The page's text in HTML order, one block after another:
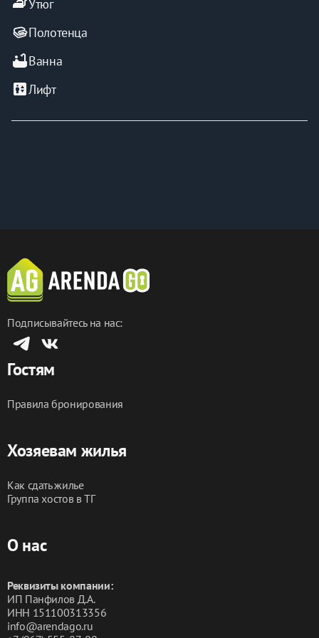
ironУтюг
Полотенца
bathtubВанна
elevatorЛифт
Подписывайтесь на нас:
Гостям
Правила бронирования
Хозяевам жилья
Как сдать жилье
Группа хостов в ТГ
О нас
Реквизиты компании:
ИП Панфилов Д.А.
ИНН 151100313356
info@arendago.ru